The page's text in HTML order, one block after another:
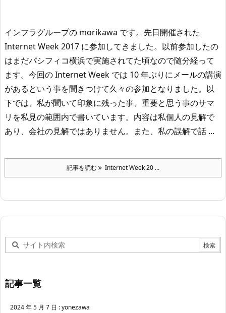
インフラグループの morikawa です。 先日開催された
Internet Week 2017 に参加してきました。 以前参加したの
はまだパシフィコ横浜で実施されてた頃なので随分経って
ます。今回の Internet Week では 10 年ぶりにメールの講演
があるという事を聞きつけて久々の参加となりました。 以
下では、私が聞いて印象に残った事、重要と思う事のサマ
リを私見の範囲内で書いています。内容は私個人の見解で
あり、会社の見解ではありません。また、私の誤解で話 ...
記事を読む Internet Week 20 ...
記事一覧
2024 年 5 月 7 日 :yonezawa